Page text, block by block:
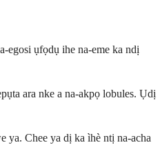
egosi ụfọdụ ihe na-eme ka ndị
ara nke a na-akpọ lobules. Ụdị
ya. Chee ya dị ka ìhè ntị na-acha